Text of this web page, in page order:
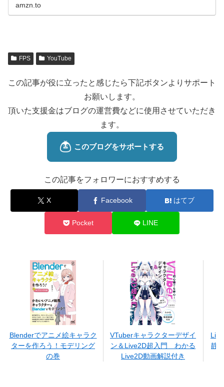
amzn.to
FPS YouTube
この記事が役に立ったと感じたら下記ボタンよりサポート
お願いします。
頂いた支援金はブログの運営費などに使用させていただき
ます。
この記事をフォロワーにおすすめする
X Facebook はてブ
Pocket LINE
Blenderでアニメ絵キャラク
ターを作ろう！モデリング
の巻
VTuberキャラクターデザイ
ン＆Live2D超入門 わかる
Live2D動画解説付き
静